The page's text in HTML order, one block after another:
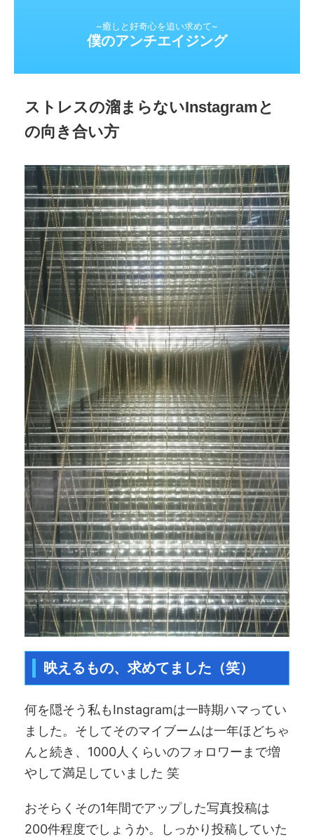
~癒しと好奇心を追い求めて~
僕のアンチエイジング
ストレスの溜まらないInstagramと
の向き合い方
映えるもの、求めてました（笑）
何を隠そう私もInstagramは一時期ハマってい
ました。そしてそのマイブームは一年ほどちゃ
んと続き、1000人くらいのフォロワーまで増
やして満足していました 笑
おそらくその1年間でアップした写真投稿は
200件程度でしょうか。しっかり投稿していた